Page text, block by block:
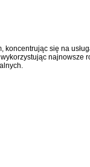
koncentrując się na